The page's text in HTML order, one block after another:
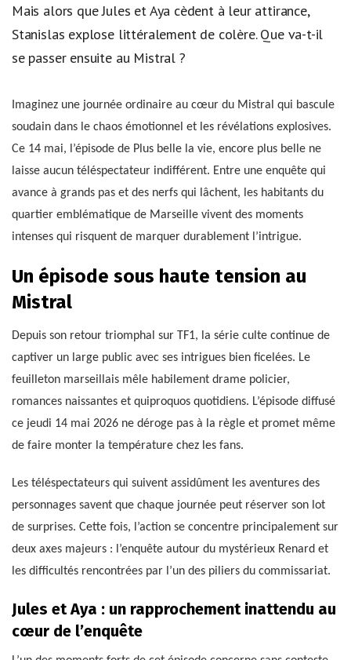
Mais alors que Jules et Aya cèdent à leur attirance,
Stanislas explose littéralement de colère. Que va-t-il
se passer ensuite au Mistral ?
Imaginez une journée ordinaire au cœur du Mistral qui bascule
soudain dans le chaos émotionnel et les révélations explosives.
Ce 14 mai, l’épisode de Plus belle la vie, encore plus belle ne
laisse aucun téléspectateur indifférent. Entre une enquête qui
avance à grands pas et des nerfs qui lâchent, les habitants du
quartier emblématique de Marseille vivent des moments
intenses qui risquent de marquer durablement l’intrigue.
Un épisode sous haute tension au
Mistral
Depuis son retour triomphal sur TF1, la série culte continue de
captiver un large public avec ses intrigues bien ficelées. Le
feuilleton marseillais mêle habilement drame policier,
romances naissantes et quiproquos quotidiens. L’épisode diffusé
ce jeudi 14 mai 2026 ne déroge pas à la règle et promet même
de faire monter la température chez les fans.
Les téléspectateurs qui suivent assidûment les aventures des
personnages savent que chaque journée peut réserver son lot
de surprises. Cette fois, l’action se concentre principalement sur
deux axes majeurs : l’enquête autour du mystérieux Renard et
les difficultés rencontrées par l’un des piliers du commissariat.
Jules et Aya : un rapprochement inattendu au
cœur de l’enquête